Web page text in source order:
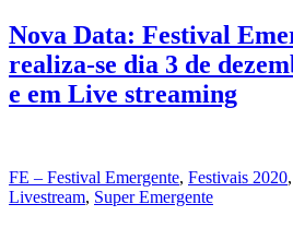
Nova Data: Festival
realiza-se dia 3 de
e em Live streaming
FE – Festival Emergente, Festivais 2020,
Livestream, Super Emergente